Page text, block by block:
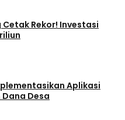
Rekor! Investasi
Aplikasi
Desa